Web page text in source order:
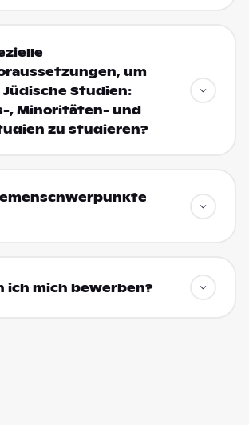
um
Studien:
, Minoritäten- und
zu studieren?
ich mich bewerben?